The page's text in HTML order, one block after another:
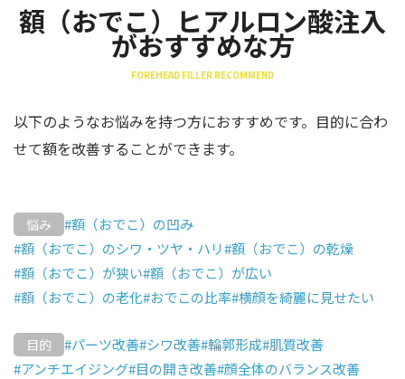
額（おでこ）ヒアルロン酸注入
がおすすめな方
FOREHEAD FILLER RECOMMEND
以下のようなお悩みを持つ方におすすめです。目的に合わ
せて額を改善することができます。
悩み
#額（おでこ）の凹み
#額（おでこ）のシワ・ツヤ・ハリ#額（おでこ）の乾燥
#額（おでこ）が狭い#額（おでこ）が広い
#額（おでこ）の老化#おでこの比率#横顔を綺麗に見せたい
目的 #パーツ改善#シワ改善#輪郭形成#肌質改善
#アンチエイジング#目の開き改善#顔全体のバランス改善